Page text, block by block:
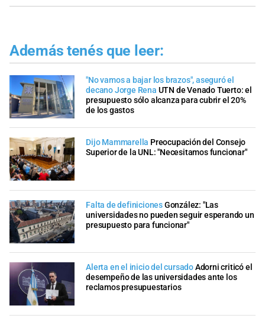
Además tenés que leer:
"No vamos a bajar los brazos", aseguró el
decano Jorge Rena UTN de Venado Tuerto: el
presupuesto sólo alcanza para cubrir el 20%
de los gastos
Dijo Mammarella Preocupación del Consejo
Superior de la UNL: "Necesitamos funcionar"
Falta de definicionesGonzález: "Las
universidades no pueden seguir esperando un
presupuesto para funcionar"
Alerta en el inicio del cursadoAdorni criticó el
desempeño de las universidades ante los
reclamos presupuestarios